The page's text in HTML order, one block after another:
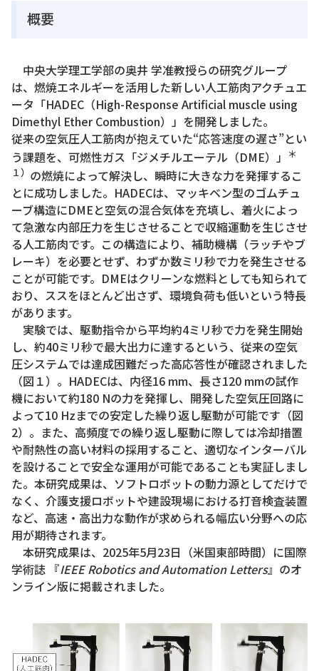
概要
中央大学理工学部の奥井 学准教授らの研究グループ
は、燃焼エネルギーを活用した新しい人工筋肉アクチュエ
ータ「HADEC（High-Response Artificial muscle using
Dimethyl Ether Combustion）」を開発しました。
従来の空気圧人工筋肉が抱えていた“応答速度の遅さ”とい
う課題を、可燃性ガス「ジメチルエーテル（DME）」
＊
１） の燃焼によって解決し、瞬時に大きな力を発揮するこ
とに成功しました。HADECは、マッキベン型のゴムチュ
ーブ構造にDMEと空気の混合気体を充填し、着火によっ
て急激な内部圧力を生じさせることで収縮運動を生じさせ
る人工筋肉です。この構造により、補助機構（ラッチやブ
レーキ）を必要とせず、わずか数ミリ秒で力を発生させる
ことが可能です。DMEはクリーンな燃料としても知られて
おり、ススをほとんど出さず、環境負荷も低いという特長
があります。
実験では、駆動指令から平均約4ミリ秒で力を発生開始
し、約40ミリ秒で最大出力に達するという、従来の空気
圧システムでは達成困難だった高応答性が確認されました
（図１）。HADECは、内径16 mm、長さ120 mmの試作
機において約180 Nの力を発揮し、開発した空気圧回路に
よって10 Hzまでの安定した繰り返し駆動が可能です（図
2）。また、高頻度での繰り返し駆動に際しては冷却措置
や耐熱性の高い材料の採用すること、適切なインターバル
を設けることで安全な運用が可能であることも実証しまし
た。本研究成果は、ソフトロボットの動力源としてだけで
なく、介護支援ロボットや建設現場における打音検査装置
など、高速・高出力な動作が求められる幅広い分野への応
用が期待されます。
本研究成果は、2025年5月23日（米国東部時間）に国際
学術誌 『IEEE Robotics and Automation Letters』のオ
ンライン版に掲載されました。